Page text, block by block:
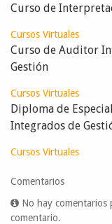
Curso de
Cursos Virtuales
Curso de Auditor
Gestión
Cursos Virtuales
Diploma de
Integrados de
Cursos Virtuales
Comentarios
No hay comentarios
comentario.